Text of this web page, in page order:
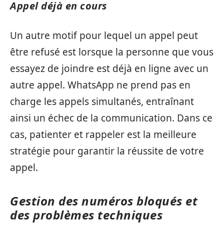
Appel déjà en cours
Un autre motif pour lequel un appel peut
être refusé est lorsque la personne que vous
essayez de joindre est déjà en ligne avec un
autre appel. WhatsApp ne prend pas en
charge les appels simultanés, entraînant
ainsi un échec de la communication. Dans ce
cas, patienter et rappeler est la meilleure
stratégie pour garantir la réussite de votre
appel.
Gestion des numéros bloqués et
des problèmes techniques